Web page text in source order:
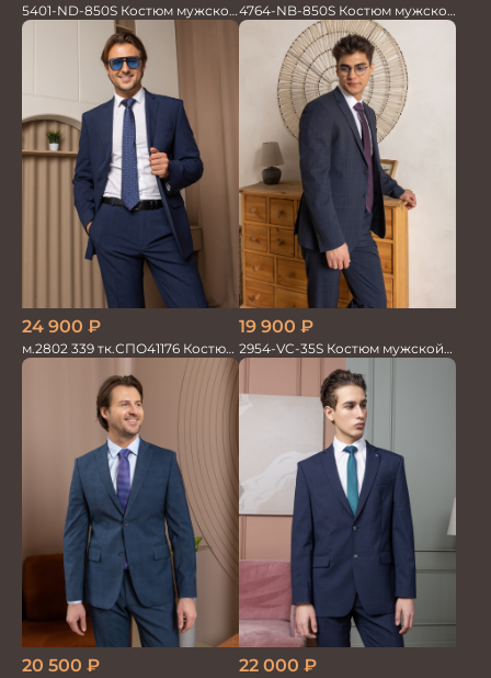
5401-ND-850S Костюм мужской
двойка
4764-NB-850S Костюм мужской
двойка в полоску
24 900 ₽
м.2802 339 тк.СПО41176 Костюм
мужской
19 900 ₽
2954-VC-35S Костюм мужской
двойка
20 500 ₽ 22 000 ₽